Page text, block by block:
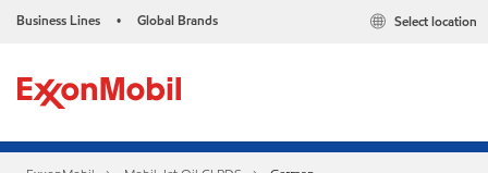
Business Lines • Global Brands Select location